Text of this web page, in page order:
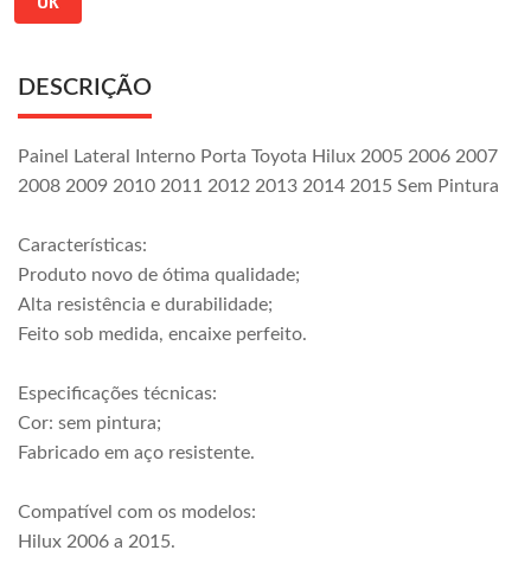
DESCRIÇÃO
Painel Lateral Interno Porta Toyota Hilux 2005 2006 2007
2008 2009 2010 2011 2012 2013 2014 2015 Sem Pintura
Características:
Produto novo de ótima qualidade;
Alta resistência e durabilidade;
Feito sob medida, encaixe perfeito.
Especificações técnicas:
Cor: sem pintura;
Fabricado em aço resistente.
Compatível com os modelos:
Hilux 2006 a 2015.